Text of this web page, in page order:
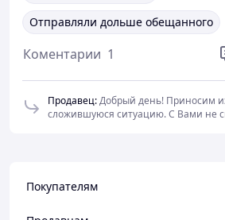
Отправляли дольше обещанного
Коментарии 1
Продавец:Добрый день! Приносим
сложившуюся ситуацию. С Вами не
Покупателям